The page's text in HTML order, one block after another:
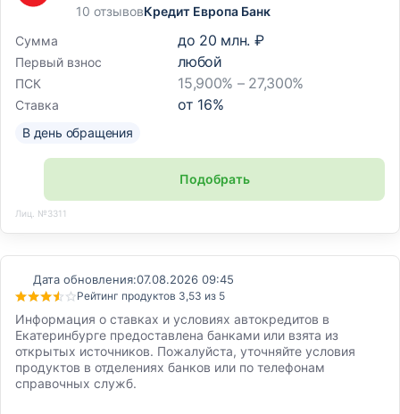
транспорт и спецтехнику»
10 отзывовКредит Европа Банк
Сумма
до 20 млн. ₽
Первый взнос любой
ПСК 15,900% – 27,300%
Ставка от 16%
В день обращения
Подобрать
Лиц. №3311
Дата обновления:07.08.2026 09:45
Рейтинг продуктов 3,53 из 5
Информация о ставках и условиях автокредитов в
Екатеринбурге предоставлена банками или взята из
открытых источников. Пожалуйста, уточняйте условия
продуктов в отделениях банков или по телефонам
справочных служб.